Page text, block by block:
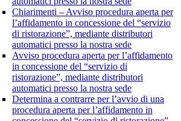
Chiarimenti – Avviso procedura aperta per
l’affidamento in concessione del “servizio
di ristorazione”, mediante distributori
automatici presso la nostra sede
Avviso procedura aperta per l’affidamento
in concessione del “servizio di
ristorazione”, mediante distributori
automatici presso la nostra sede
Determina a contrarre per l’avvio di una
procedura aperta per l’affidamento in